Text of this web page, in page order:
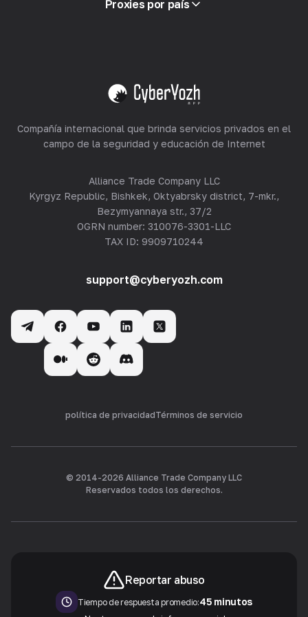
Reventa
Proxies por país
Ver todo
Compañía internacional que brinda servicios privados en el
campo de la seguridad y educación de Internet
Alliance Trade Company LLC
Kyrgyz Republic, Bishkek, Oktyabrsky district, 7-mkr.,
Bezymyannaya str., 37/2
OGRN number: 310076-3301-LLC
TAX ID: 9909710244
support@cyberyozh.com
política de privacidadTérminos de servicio
© 2014-2026 Alliance Trade Company LLC
Reservados todos los derechos.
Reportar abuso
Tiempo de respuesta promedio:45 minutos